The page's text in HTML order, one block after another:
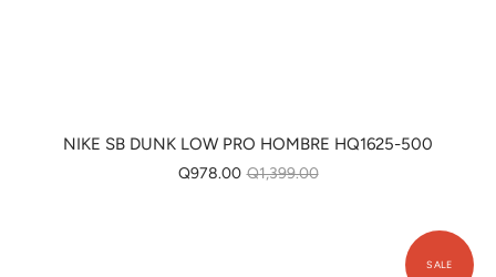
NIKE SB DUNK LOW PRO HOMBRE HQ1625-500
Q978.00 Q1,399.00